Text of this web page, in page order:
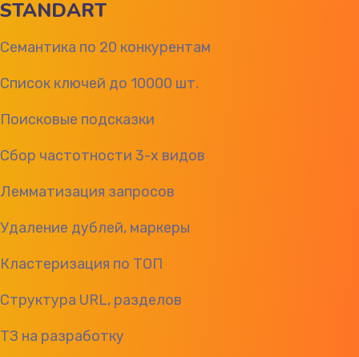
STANDART
Семантика по 20 конкурентам
Список ключей до 10000 шт.
Поисковые подсказки
Сбор частотности 3-х видов
Лемматизация запросов
Удаление дублей, маркеры
Кластеризация по ТОП
Структура URL, разделов
ТЗ на разработку